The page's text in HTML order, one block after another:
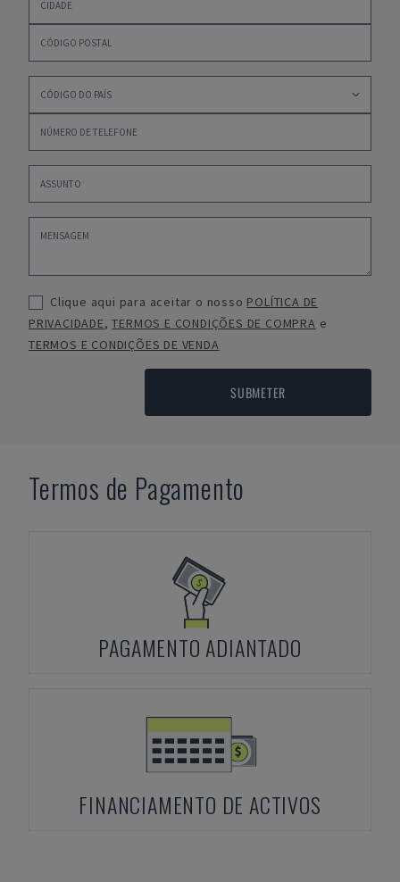
Clique aqui para aceitar o nosso POLÍTICA DE
PRIVACIDADE,TERMOS E CONDIÇÕES DE COMPRA e
TERMOS E CONDIÇÕES DE VENDA
SUBMETER
Termos de Pagamento
PAGAMENTO ADIANTADO
FINANCIAMENTO DE ACTIVOS